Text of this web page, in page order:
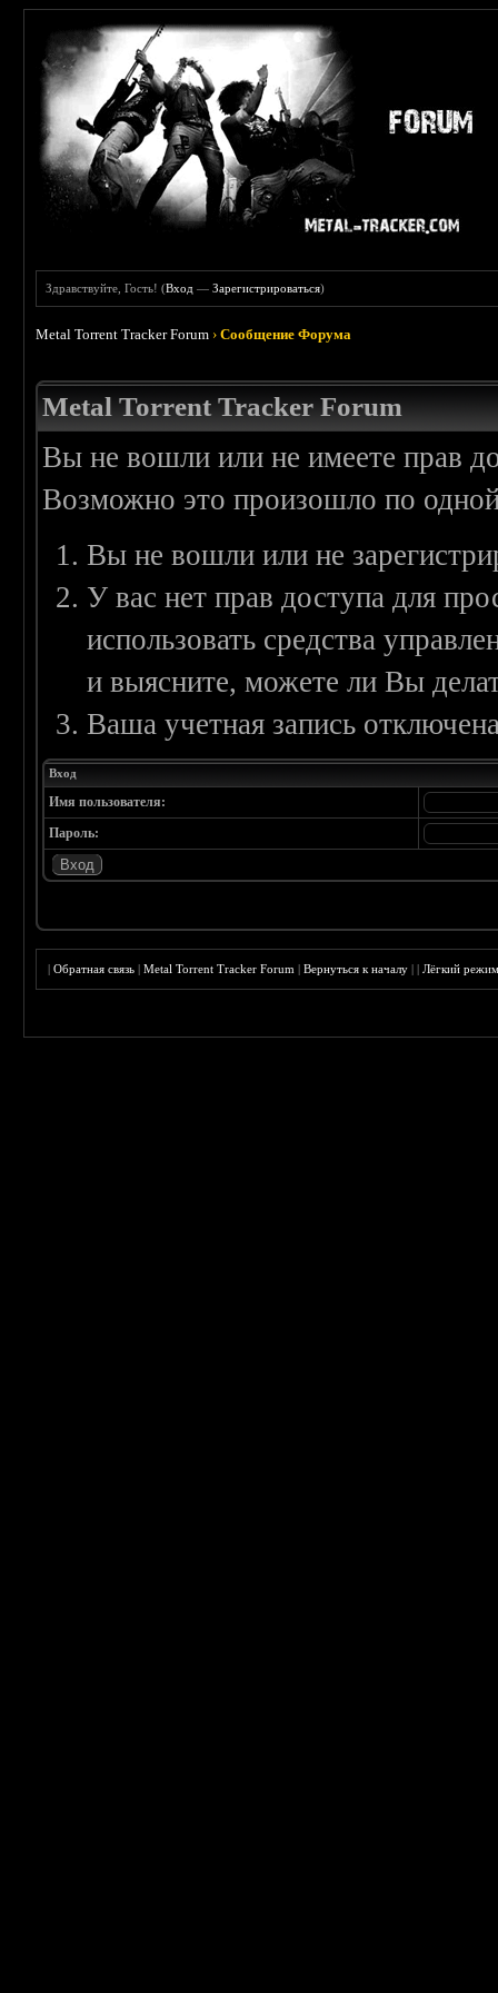
Здравствуйте, Гость! (Вход —Зарегистрироваться)
Metal Torrent Tracker Forum ›Сообщение Форума
Metal Torrent Tracker Forum
Вы не вошли или не имеете прав
Возможно это произошло по
Вы не вошли или не
У вас нет прав доступа для
использовать средства
и выясните, можете ли Вы
Ваша учетная запись
Вход
Имя пользователя:
Пароль:
|Обратная связь |Metal Torrent Tracker Forum |Вернуться к началу ||Лёгкий